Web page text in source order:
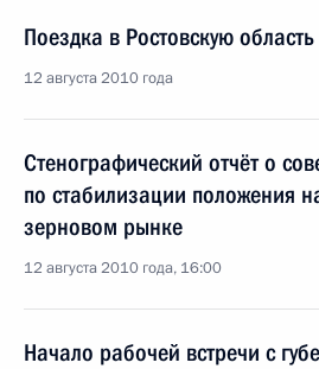
Поездка в Ростовскую область
12 августа 2010 года
Стенографический отчёт о
по стабилизации положения
зерновом рынке
12 августа 2010 года, 16:00
Начало рабочей встречи с